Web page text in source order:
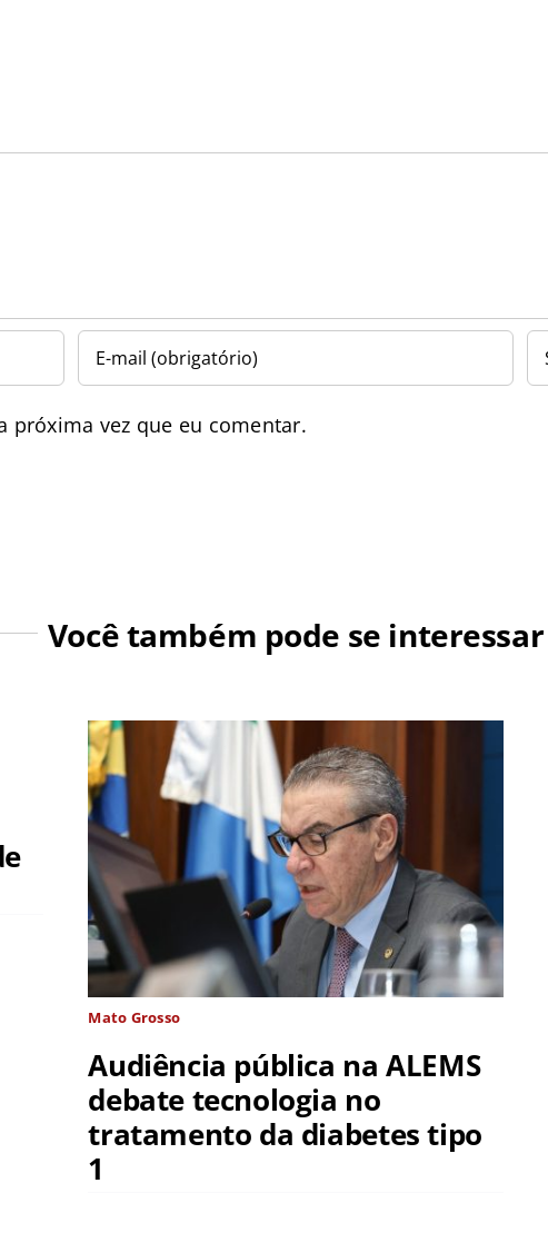
próxima vez que eu comentar.
Você também pode se interessar
Mato Grosso
Audiência pública na ALEMS
debate tecnologia no
tratamento da diabetes tipo
1